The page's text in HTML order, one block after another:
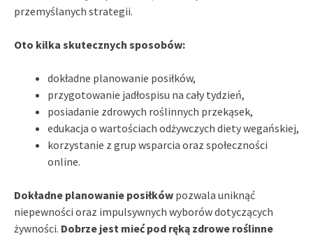
przemyślanych strategii.
Oto kilka skutecznych sposobów:
dokładne planowanie posiłków,
przygotowanie jadłospisu na cały tydzień,
posiadanie zdrowych roślinnych przekąsek,
edukacja o wartościach odżywczych diety wegańskiej,
korzystanie z grup wsparcia oraz społeczności
online.
Dokładne planowanie posiłków pozwala uniknąć
niepewności oraz impulsywnych wyborów dotyczących
żywności. Dobrze jest mieć pod ręką zdrowe roślinne